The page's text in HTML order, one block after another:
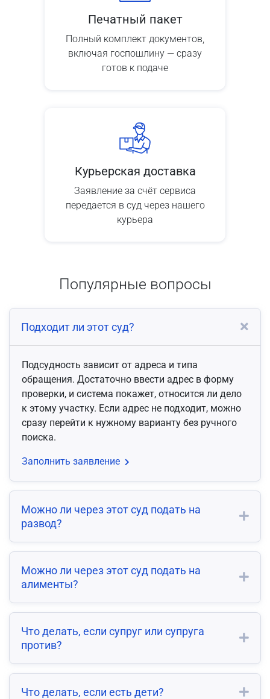
Печатный пакет
Полный комплект документов,
включая госпошлину — сразу
готов к подаче
Курьерская доставка
Заявление за счёт сервиса
передается в суд через нашего
курьера
Популярные вопросы
Подходит ли этот суд?
Подсудность зависит от адреса и типа
обращения. Достаточно ввести адрес в форму
проверки, и система покажет, относится ли дело
к этому участку. Если адрес не подходит, можно
сразу перейти к нужному варианту без ручного
поиска.
Заполнить заявление
Можно ли через этот суд подать на
развод?
Можно ли через этот суд подать на
алименты?
Что делать, если супруг или супруга
против?
Что делать, если есть дети?